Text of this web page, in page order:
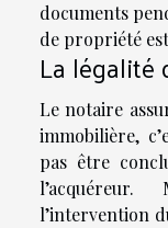
documents
de propriété
La légalité
Le notaire
immobilière,
pas être
l’intervention